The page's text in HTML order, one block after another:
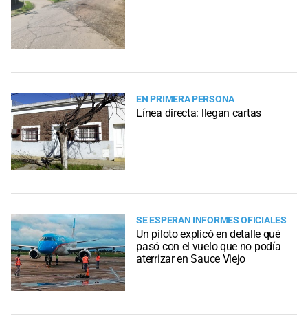
EN PRIMERA PERSONA
Línea directa: llegan cartas
SE ESPERAN INFORMES OFICIALES
Un piloto explicó en detalle qué
pasó con el vuelo que no podía
aterrizar en Sauce Viejo